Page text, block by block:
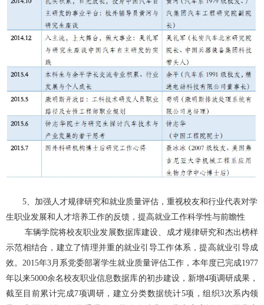
5、加强人才规律研究和就业质量评估，重视校友和行业代表对学
生职业发展和人才培养工作的反馈，提高就业工作科学性与前瞻性
车辆学院将校友职业发展数据库建设、成才规律研究和杰出榜样
示范相结合，建立了情理并重的就业引导工作体系，提高就业引导成
效。2015年3月系党委部署学生就业质量评估工作，本年度已完成1977
年以来5000余名校友职业信息数据库的初步建设，新增4项调研成果，
截至目前累计完成7项调研，建立分类数据统计5项，组织3次系内领